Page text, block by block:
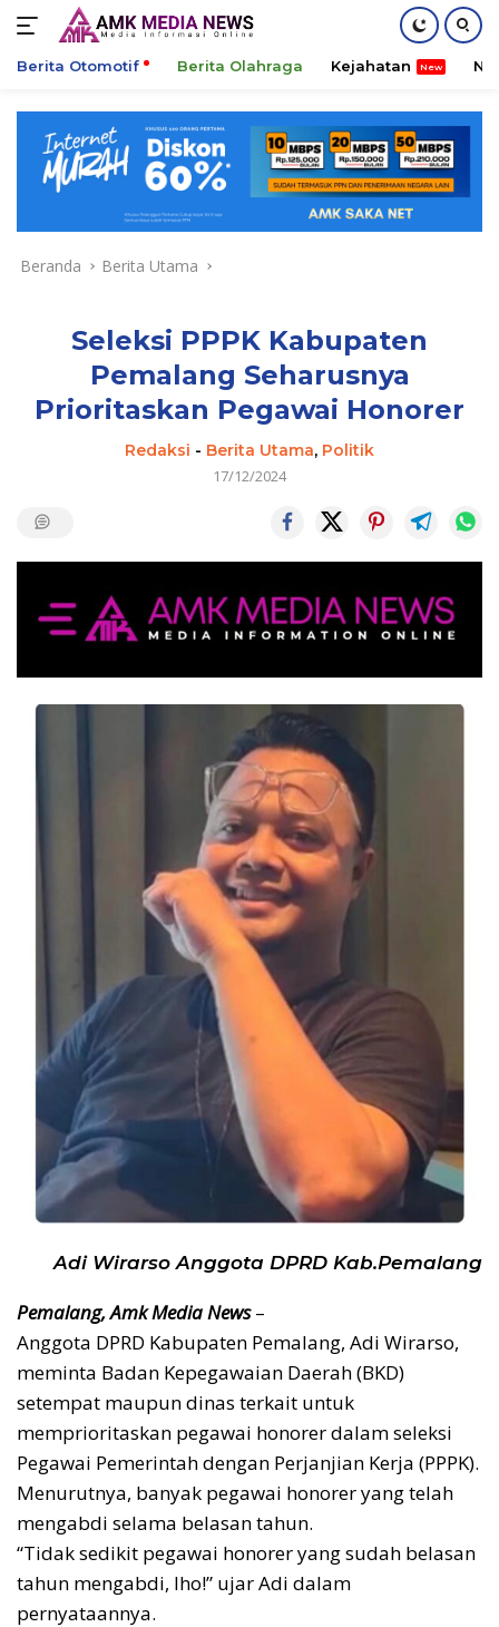
konten
Berita Otomotif Berita Olahraga Kejahatan
Beranda Berita Utama
Seleksi PPPK Kabupaten
Pemalang Seharusnya
Prioritaskan Pegawai Honorer
Redaksi - Berita Utama, Politik
17/12/2024
Adi Wirarso Anggota DPRD Kab.Pemalang
Pemalang, Amk Media News–
Anggota DPRD Kabupaten Pemalang, Adi Wirarso,
meminta Badan Kepegawaian Daerah (BKD)
setempat maupun dinas terkait untuk
memprioritaskan pegawai honorer dalam seleksi
Pegawai Pemerintah dengan Perjanjian Kerja (PPPK).
Menurutnya, banyak pegawai honorer yang telah
mengabdi selama belasan tahun.
“Tidak sedikit pegawai honorer yang sudah belasan
tahun mengabdi, lho!” ujar Adi dalam
pernyataannya.